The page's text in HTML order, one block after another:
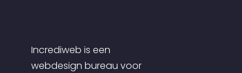
Incrediweb is een
webdesign bureau voor